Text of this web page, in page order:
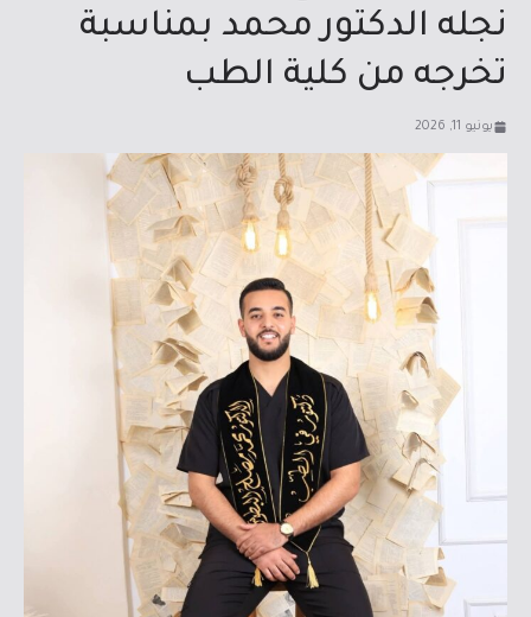
نجله الدكتور محمد بمناسبة
تخرجه من كلية الطب
يونيو 11, 2026